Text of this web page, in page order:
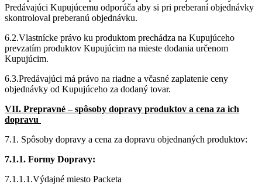
Predávajúci Kupujúcemu odporúča aby si pri preberaní objednávky
skontroloval preberanú objednávku.
6.2.Vlastnícke právo ku produktom prechádza na Kupujúceho
prevzatím produktov Kupujúcim na mieste dodania určenom
Kupujúcim.
6.3.Predávajúci má právo na riadne a včasné zaplatenie ceny
objednávky od Kupujúceho za dodaný tovar.
VII. Prepravné – spôsoby dopravy produktov a cena za ich
dopravu
7.1. Spôsoby dopravy a cena za dopravu objednaných produktov:
7.1.1. Formy Dopravy:
7.1.1.1.Výdajné miesto Packeta